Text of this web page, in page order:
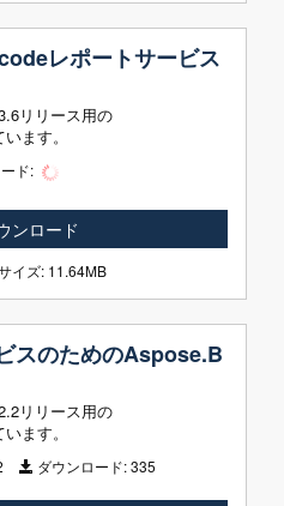
レポートサービス
リリース用の
ます。
ド:
ンロード
イズ: 11.64MB
スのためのAspose.B
リリース用の
ます。
ダウンロード:335